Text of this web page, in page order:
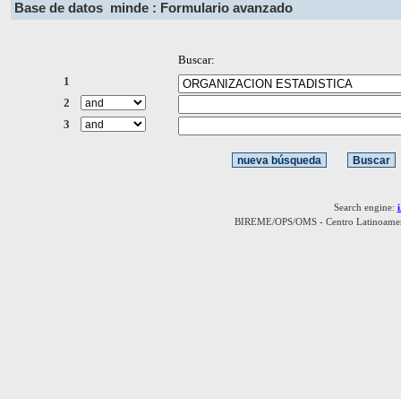
Base de datos minde : Formulario avanzado
Buscar:
1
2
3
Search engine:
BIREME/OPS/OMS - Centro